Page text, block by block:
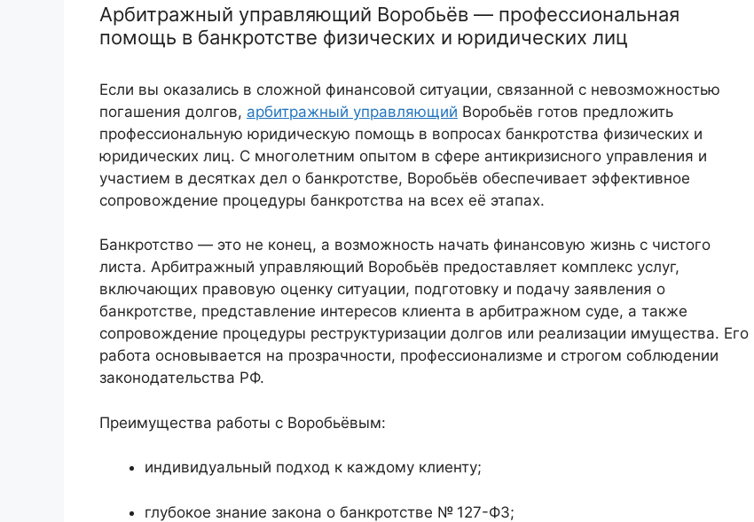
Арбитражный управляющий Воробьёв — профессиональная
помощь в банкротстве физических и юридических лиц
Если вы оказались в сложной финансовой ситуации, связанной с невозможностью
погашения долгов, арбитражный управляющий Воробьёв готов предложить
профессиональную юридическую помощь в вопросах банкротства физических и
юридических лиц. С многолетним опытом в сфере антикризисного управления и
участием в десятках дел о банкротстве, Воробьёв обеспечивает эффективное
сопровождение процедуры банкротства на всех её этапах.
Банкротство — это не конец, а возможность начать финансовую жизнь с чистого
листа. Арбитражный управляющий Воробьёв предоставляет комплекс услуг,
включающих правовую оценку ситуации, подготовку и подачу заявления о
банкротстве, представление интересов клиента в арбитражном суде, а также
сопровождение процедуры реструктуризации долгов или реализации имущества. Его
работа основывается на прозрачности, профессионализме и строгом соблюдении
законодательства РФ.
Преимущества работы с Воробьёвым:
индивидуальный подход к каждому клиенту;
глубокое знание закона о банкротстве № 127-ФЗ;